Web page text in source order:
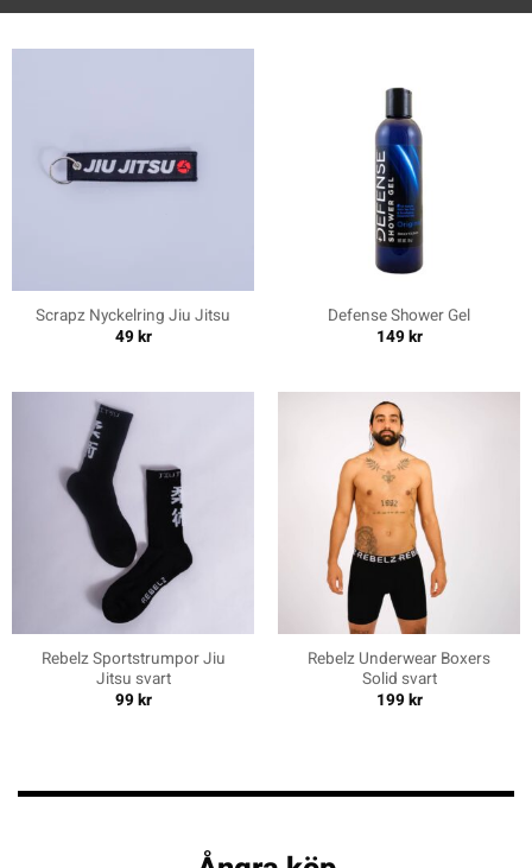
Scrapz Nyckelring Jiu Jitsu
49kr
Defense Shower Gel
149kr
Rebelz Sportstrumpor Jiu
Jitsu svart
99kr
Rebelz Underwear Boxers
Solid svart
199kr